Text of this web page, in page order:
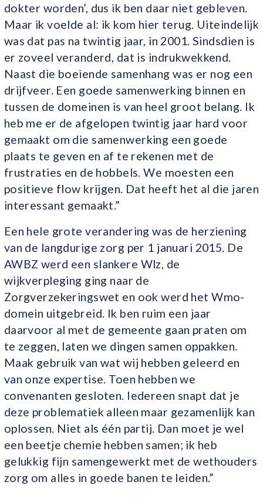
dokter worden’, dus ik ben daar niet gebleven.
Maar ik voelde al: ik kom hier terug. Uiteindelijk
was dat pas na twintig jaar, in 2001. Sindsdien is
er zoveel veranderd, dat is indrukwekkend.
Naast die boeiende samenhang was er nog een
drijfveer. Een goede samenwerking binnen en
tussen de domeinen is van heel groot belang. Ik
heb me er de afgelopen twintig jaar hard voor
gemaakt om die samenwerking een goede
plaats te geven en af te rekenen met de
frustraties en de hobbels. We moesten een
positieve flow krijgen. Dat heeft het al die jaren
interessant gemaakt.”
Een hele grote verandering was de herziening
van de langdurige zorg per 1 januari 2015. De
AWBZ werd een slankere Wlz, de
wijkverpleging ging naar de
Zorgverzekeringswet en ook werd het Wmo-
domein uitgebreid. Ik ben ruim een jaar
daarvoor al met de gemeente gaan praten om
te zeggen, laten we dingen samen oppakken.
Maak gebruik van wat wij hebben geleerd en
van onze expertise. Toen hebben we
convenanten gesloten. Iedereen snapt dat je
deze problematiek alleen maar gezamenlijk kan
oplossen. Niet als één partij. Dan moet je wel
een beetje chemie hebben samen; ik heb
gelukkig fijn samengewerkt met de wethouders
zorg om alles in goede banen te leiden.”